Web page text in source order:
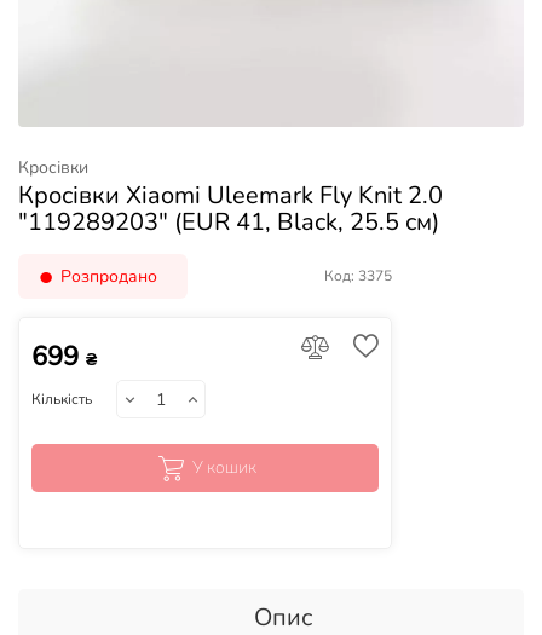
Кросівки
Кросівки Xiaomi Uleemark Fly Knit 2.0
"119289203" (EUR 41, Black, 25.5 см)
Розпродано Код: 3375
699 ₴
Кількість
У кошик
Опис